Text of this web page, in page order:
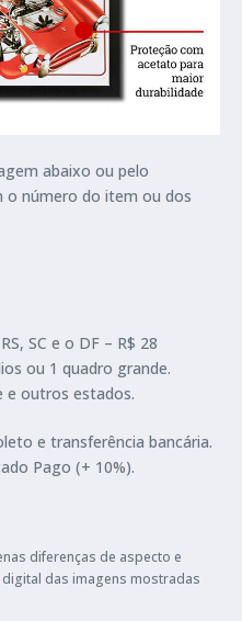
abaixo ou pelo
o número do item ou dos
SC e o DF – R$ 28
ou 1 quadro grande.
e outros estados.
e transferência bancária.
Pago (+ 10%).
diferenças de aspecto e
das imagens mostradas